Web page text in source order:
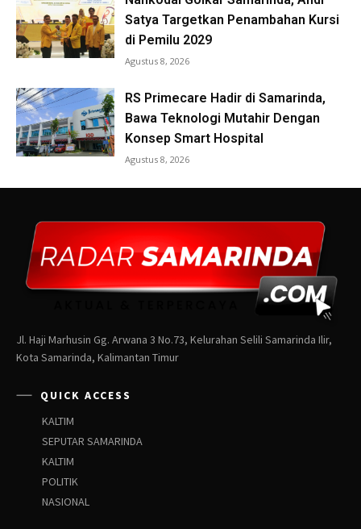
Jl. Haji Marhusin Gg. Arwana 3 No.73, Kelurahan Selili Samarinda Ilir,
Kota Samarinda, Kalimantan Timur
QUICK ACCESS
KALTIM
SEPUTAR SAMARINDA
KALTIM
POLITIK
NASIONAL